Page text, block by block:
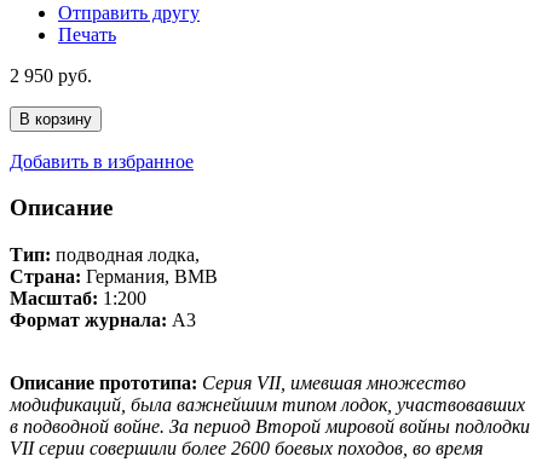
Отправить другу
Печать
2 950 руб.
В корзину
Добавить в избранное
Описание
Тип: подводная лодка,
Страна: Германия, ВМВ
Масштаб: 1:200
Формат журнала: А3
Описание прототипа: Серия VII, имевшая множество
модификаций, была важнейшим типом лодок, участвовавших
в подводной войне. За период Второй мировой войны подлодки
VII серии совершили более 2600 боевых походов, во время